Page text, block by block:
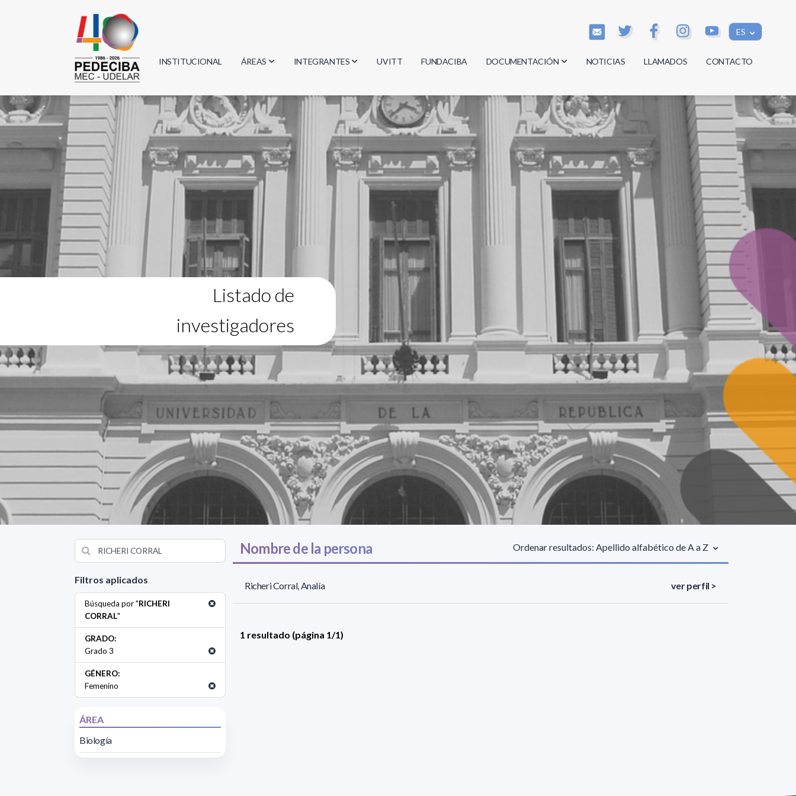
ES
INSTITUCIONAL ÁREAS
Biología
Física
Geociencias
Informática
Matemática
INTEGRANTES
Investigadores
Estudiantes
Egresados
UVITT FUNDACIBA DOCUMENTACIÓN
Actas
Reglamentos
Documentos
NOTICIAS LLAMADOS CONTACTO
Listado de
investigadores
Filtros aplicados
Búsqueda por "RICHERI
CORRAL"
GRADO:
Grado 3
GÉNERO:
Femenino
ÁREA
Biología
Nombre de la persona Ordenar resultados: Apellido alfabético de A a Z
Richeri Corral, Analía ver perfil >
1 resultado (página 1/1)